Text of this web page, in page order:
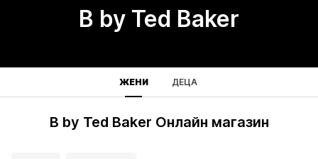
B by Ted Baker
ЖЕНИ ДЕЦА
B by Ted Baker Онлайн магазин